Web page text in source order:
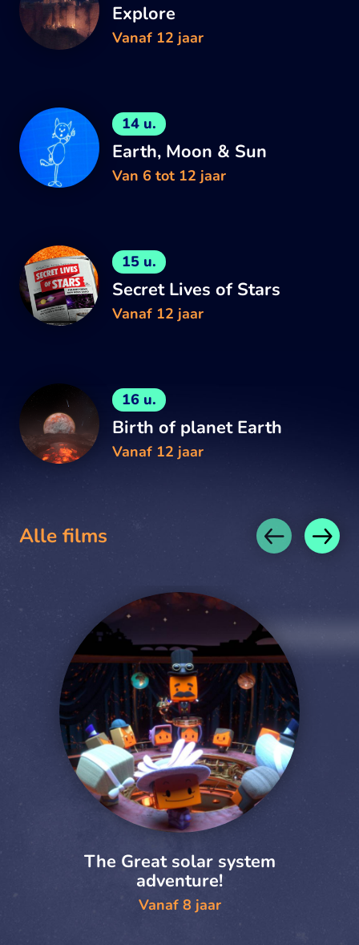
Explore
Vanaf 12 jaar
14 u.
Earth, Moon & Sun
Van 6 tot 12 jaar
15 u.
Secret Lives of Stars
Vanaf 12 jaar
16 u.
Birth of planet Earth
Vanaf 12 jaar
Alle films
The Great solar system
adventure!
Vanaf 8 jaar